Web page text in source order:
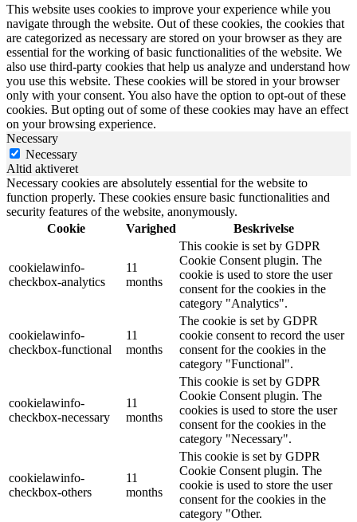
This website uses cookies to improve your experience while you
navigate through the website. Out of these cookies, the cookies that
are categorized as necessary are stored on your browser as they are
essential for the working of basic functionalities of the website. We
also use third-party cookies that help us analyze and understand how
you use this website. These cookies will be stored in your browser
only with your consent. You also have the option to opt-out of these
cookies. But opting out of some of these cookies may have an effect
on your browsing experience.
Necessary
Necessary
Altid aktiveret
Necessary cookies are absolutely essential for the website to
function properly. These cookies ensure basic functionalities and
security features of the website, anonymously.
Cookie
Varighed Beskrivelse
cookielawinfo-
checkbox-analytics
11
months
This cookie is set by GDPR
Cookie Consent plugin. The
cookie is used to store the user
consent for the cookies in the
category "Analytics".
cookielawinfo-
checkbox-functional
11
months
The cookie is set by GDPR
cookie consent to record the user
consent for the cookies in the
category "Functional".
cookielawinfo-
checkbox-necessary
11
months
This cookie is set by GDPR
Cookie Consent plugin. The
cookies is used to store the user
consent for the cookies in the
category "Necessary".
cookielawinfo-
checkbox-others
11
months
This cookie is set by GDPR
Cookie Consent plugin. The
cookie is used to store the user
consent for the cookies in the
category "Other.